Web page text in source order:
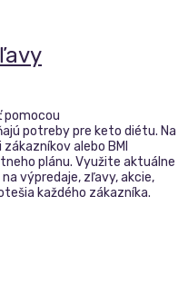
pomocou
potreby pre keto diétu. Na
alebo BMI
plánu. Využite aktuálne
výpredaje, zľavy, akcie,
každého zákazníka.